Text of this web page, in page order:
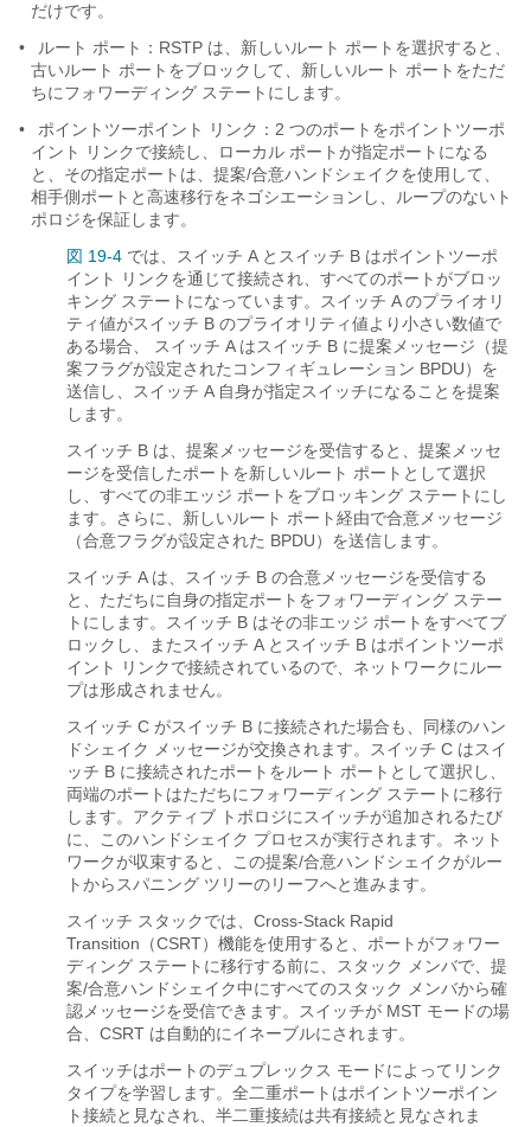
だけです。
•
ルート ポート ：RSTP は、新しいルート ポートを選択すると、
古いルート ポートをブロックして、新しいルート ポートをただ
ちにフォワーディング ステートにします。
•
ポイントツーポイント リンク ：2 つのポートをポイントツーポ
イント リンクで接続し、ローカル ポートが指定ポートになる
と、その指定ポートは、提案/合意ハンドシェイクを使用して、
相手側ポートと高速移行をネゴシエーションし、ループのないト
ポロジを保証します。
図 19-4 では、スイッチ A とスイッチ B はポイントツーポ
イント リンクを通じて接続され、すべてのポートがブロッ
キング ステートになっています。スイッチ A のプライオリ
ティ値がスイッチ B のプライオリティ値より小さい数値で
ある場合、 スイッチ A はスイッチ B に提案メッセージ（提
案フラグが設定されたコンフィギュレーション BPDU）を
送信し、スイッチ A 自身が指定スイッチになることを提案
します。
スイッチ B は、提案メッセージを受信すると、提案メッセ
ージを受信したポートを新しいルート ポートとして選択
し、すべての非エッジ ポートをブロッキング ステートにし
ます。さらに、新しいルート ポート経由で合意メッセージ
（合意フラグが設定された BPDU）を送信します。
スイッチ A は、スイッチ B の合意メッセージを受信する
と、ただちに自身の指定ポートをフォワーディング ステー
トにします。スイッチ B はその非エッジ ポートをすべてブ
ロックし、またスイッチ A とスイッチ B はポイントツーポ
イント リンクで接続されているので、ネットワークにルー
プは形成されません。
スイッチ C がスイッチ B に接続された場合も、同様のハン
ドシェイク メッセージが交換されます。スイッチ C はスイ
ッチ B に接続されたポートをルート ポートとして選択し、
両端のポートはただちにフォワーディング ステートに移行
します。アクティブ トポロジにスイッチが追加されるたび
に、このハンドシェイク プロセスが実行されます。ネット
ワークが収束すると、この提案/合意ハンドシェイクがルー
トからスパニング ツリーのリーフへと進みます。
スイッチ スタックでは、Cross-Stack Rapid
Transition （CSRT）機能を使用すると、ポートがフォワー
ディング ステートに移行する前に、スタック メンバで、提
案/合意ハンドシェイク中にすべてのスタック メンバから確
認メッセージを受信できます。スイッチが MST モードの場
合、CSRT は自動的にイネーブルにされます。
スイッチはポートのデュプレックス モードによってリンク
タイプを学習します。全二重ポートはポイントツーポイン
ト接続と見なされ、半二重接続は共有接続と見なされま